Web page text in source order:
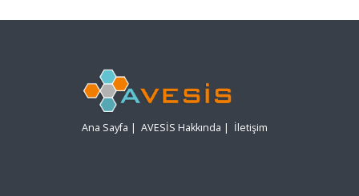
Ana Sayfa | AVESİS Hakkında | İletişim